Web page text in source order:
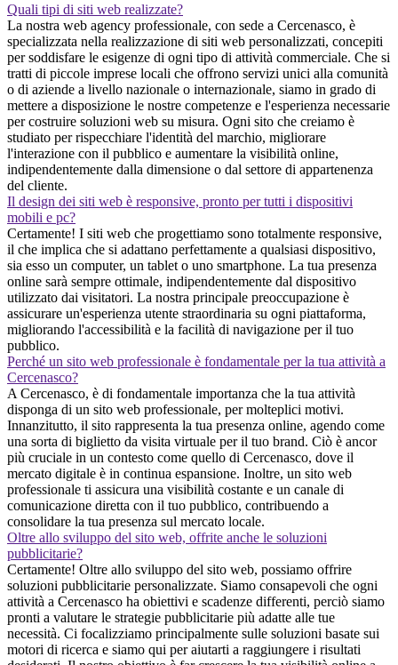
Quali tipi di siti web realizzate?
La nostra web agency professionale, con sede a Cercenasco, è
specializzata nella realizzazione di siti web personalizzati, concepiti
per soddisfare le esigenze di ogni tipo di attività commerciale. Che si
tratti di piccole imprese locali che offrono servizi unici alla comunità
o di aziende a livello nazionale o internazionale, siamo in grado di
mettere a disposizione le nostre competenze e l'esperienza necessarie
per costruire soluzioni web su misura. Ogni sito che creiamo è
studiato per rispecchiare l'identità del marchio, migliorare
l'interazione con il pubblico e aumentare la visibilità online,
indipendentemente dalla dimensione o dal settore di appartenenza
del cliente.
Il design dei siti web è responsive, pronto per tutti i dispositivi
mobili e pc?
Certamente! I siti web che progettiamo sono totalmente responsive,
il che implica che si adattano perfettamente a qualsiasi dispositivo,
sia esso un computer, un tablet o uno smartphone. La tua presenza
online sarà sempre ottimale, indipendentemente dal dispositivo
utilizzato dai visitatori. La nostra principale preoccupazione è
assicurare un'esperienza utente straordinaria su ogni piattaforma,
migliorando l'accessibilità e la facilità di navigazione per il tuo
pubblico.
Perché un sito web professionale è fondamentale per la tua attività a
Cercenasco?
A Cercenasco, è di fondamentale importanza che la tua attività
disponga di un sito web professionale, per molteplici motivi.
Innanzitutto, il sito rappresenta la tua presenza online, agendo come
una sorta di biglietto da visita virtuale per il tuo brand. Ciò è ancor
più cruciale in un contesto come quello di Cercenasco, dove il
mercato digitale è in continua espansione. Inoltre, un sito web
professionale ti assicura una visibilità costante e un canale di
comunicazione diretta con il tuo pubblico, contribuendo a
consolidare la tua presenza sul mercato locale.
Oltre allo sviluppo del sito web, offrite anche le soluzioni
pubblicitarie?
Certamente! Oltre allo sviluppo del sito web, possiamo offrire
soluzioni pubblicitarie personalizzate. Siamo consapevoli che ogni
attività a Cercenasco ha obiettivi e scadenze differenti, perciò siamo
pronti a valutare le strategie pubblicitarie più adatte alle tue
necessità. Ci focalizziamo principalmente sulle soluzioni basate sui
motori di ricerca e siamo qui per aiutarti a raggiungere i risultati